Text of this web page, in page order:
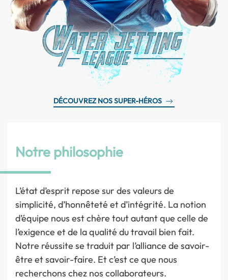
DÉCOUVREZ NOS SUPER-HÉROS
Notre philosophie
L’état d’esprit repose sur des valeurs de
simplicité, d’honnêteté et d’intégrité. La notion
d’équipe nous est chère tout autant que celle de
l’exigence et de la qualité du travail bien fait.
Notre réussite se traduit par l’alliance de savoir-
être et savoir-faire. Et c’est ce que nous
recherchons chez nos collaborateurs.